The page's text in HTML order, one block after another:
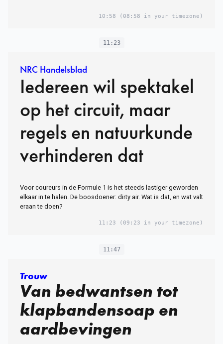
10:58 (08:58 in your timezone)
11:23
NRC Handelsblad
Iedereen wil spektakel
op het circuit, maar
regels en natuurkunde
verhinderen dat
Voor coureurs in de Formule 1 is het steeds lastiger geworden
elkaar in te halen. De boosdoener: dirty air. Wat is dat, en wat valt
eraan te doen?
11:23 (09:23 in your timezone)
11:47
Trouw
Van bedwantsen tot
klapbandensoap en
aardbevingen